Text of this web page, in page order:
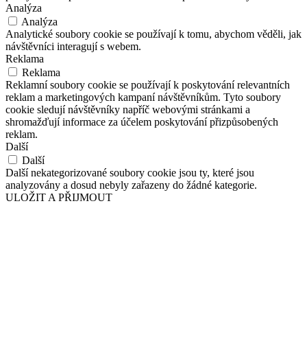
Analýza
Analýza
Analytické soubory cookie se používají k tomu, abychom věděli, jak
návštěvníci interagují s webem.
Reklama
Reklama
Reklamní soubory cookie se používají k poskytování relevantních
reklam a marketingových kampaní návštěvníkům. Tyto soubory
cookie sledují návštěvníky napříč webovými stránkami a
shromažďují informace za účelem poskytování přizpůsobených
reklam.
Další
Další
Další nekategorizované soubory cookie jsou ty, které jsou
analyzovány a dosud nebyly zařazeny do žádné kategorie.
ULOŽIT A PŘIJMOUT